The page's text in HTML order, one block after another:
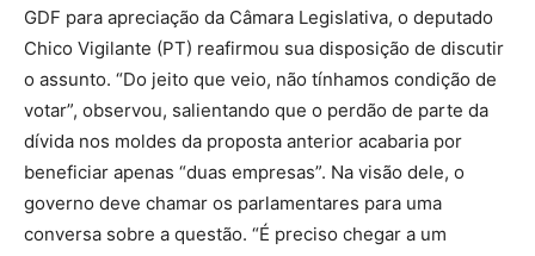
GDF para apreciação da Câmara Legislativa, o deputado
Chico Vigilante (PT) reafirmou sua disposição de discutir
o assunto. “Do jeito que veio, não tínhamos condição de
votar”, observou, salientando que o perdão de parte da
dívida nos moldes da proposta anterior acabaria por
beneficiar apenas “duas empresas”. Na visão dele, o
governo deve chamar os parlamentares para uma
conversa sobre a questão. “É preciso chegar a um